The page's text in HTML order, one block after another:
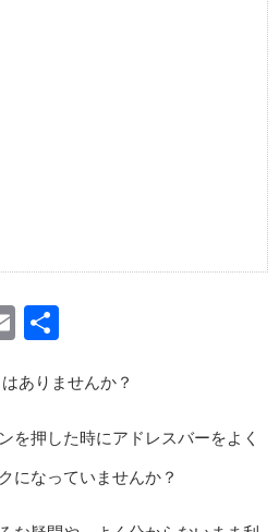
Email
ありませんか？
を押した時にアドレスバーをよく
になっていませんか？